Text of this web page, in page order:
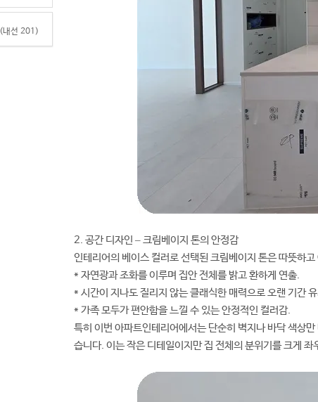
(내선 201)
2. 공간 디자인 – 크림베이지 톤의 안정감
인테리어의 베이스 컬러로 선택된 크림베이지 톤은 따뜻하
* 자연광과 조화를 이루며 집안 전체를 밝고 환하게 연출.
* 시간이 지나도 질리지 않는 클래식한 매력으로 오랜 기간
* 가족 모두가 편안함을 느낄 수 있는 안정적인 컬러감.
특히 이번 아파트인테리어에서는 단순히 벽지나 바닥 색상
습니다. 이는 작은 디테일이지만 집 전체의 분위기를 크게 좌